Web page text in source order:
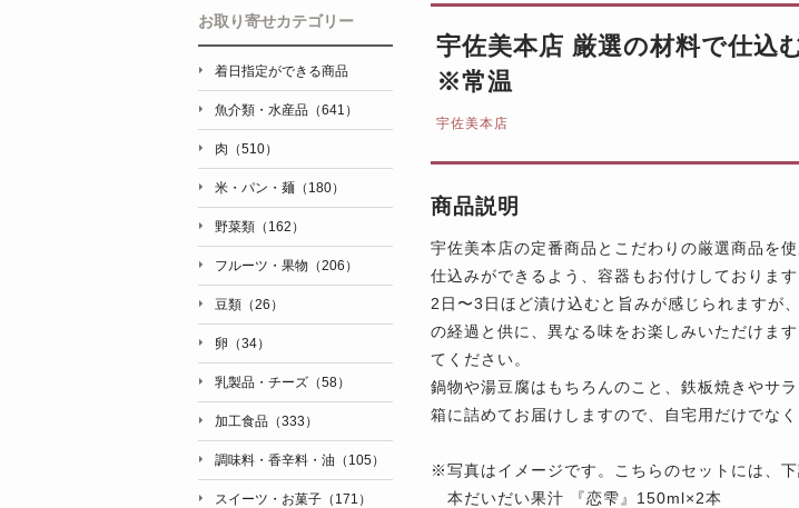
宇佐美本店 厳選の材料で仕込
※常温
宇佐美本店
商品説明
宇佐美本店の定番商品とこだわりの厳選商品を
仕込みができるよう、容器もお付けしております
2日〜3日ほど漬け込むと旨みが感じられますが
の経過と供に、異なる味をお楽しみいただけま
てください。
鍋物や湯豆腐はもちろんのこと、鉄板焼きやサ
箱に詰めてお届けしますので、自宅用だけでな
※写真はイメージです。こちらのセットには、下
本だいだい果汁 『恋雫』150ml×2本
お取り寄せカテゴリー
着日指定ができる商品
魚介類・水産品（641）
肉（510）
米・パン・麺（180）
野菜類（162）
フルーツ・果物（206）
豆類（26）
卵（34）
乳製品・チーズ（58）
加工食品（333）
調味料・香辛料・油（105）
スイーツ・お菓子（171）